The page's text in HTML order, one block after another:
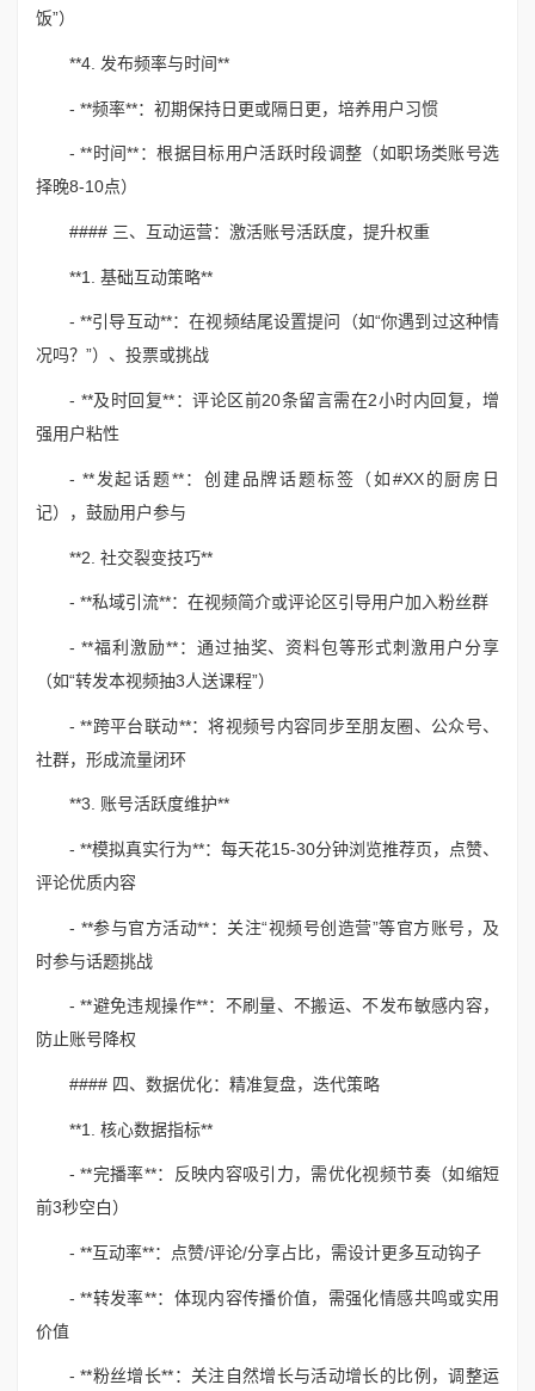
饭”）
**4. 发布频率与时间**
- **频率**：初期保持日更或隔日更，培养用户习惯
- **时间**：根据目标用户活跃时段调整（如职场类账号选
择晚8-10点）
#### 三、互动运营：激活账号活跃度，提升权重
**1. 基础互动策略**
- **引导互动**：在视频结尾设置提问（如“你遇到过这种情
况吗？”）、投票或挑战
- **及时回复**：评论区前20条留言需在2小时内回复，增
强用户粘性
- **发起话题**：创建品牌话题标签（如#XX的厨房日
记），鼓励用户参与
**2. 社交裂变技巧**
- **私域引流**：在视频简介或评论区引导用户加入粉丝群
- **福利激励**：通过抽奖、资料包等形式刺激用户分享
（如“转发本视频抽3人送课程”）
- **跨平台联动**：将视频号内容同步至朋友圈、公众号、
社群，形成流量闭环
**3. 账号活跃度维护**
- **模拟真实行为**：每天花15-30分钟浏览推荐页，点赞、
评论优质内容
- **参与官方活动**：关注“视频号创造营”等官方账号，及
时参与话题挑战
- **避免违规操作**：不刷量、不搬运、不发布敏感内容，
防止账号降权
#### 四、数据优化：精准复盘，迭代策略
**1. 核心数据指标**
- **完播率**：反映内容吸引力，需优化视频节奏（如缩短
前3秒空白）
- **互动率**：点赞/评论/分享占比，需设计更多互动钩子
- **转发率**：体现内容传播价值，需强化情感共鸣或实用
价值
- **粉丝增长**：关注自然增长与活动增长的比例，调整运